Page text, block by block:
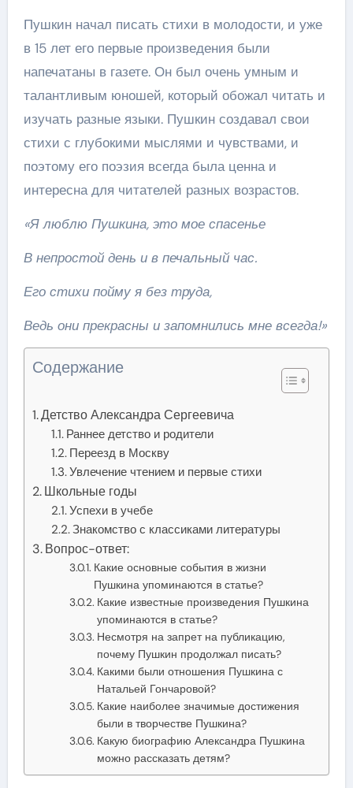
Пушкин начал писать стихи в молодости, и уже
в 15 лет его первые произведения были
напечатаны в газете. Он был очень умным и
талантливым юношей, который обожал читать и
изучать разные языки. Пушкин создавал свои
стихи с глубокими мыслями и чувствами, и
поэтому его поэзия всегда была ценна и
интересна для читателей разных возрастов.
«Я люблю Пушкина, это мое спасенье
В непростой день и в печальный час.
Его стихи пойму я без труда,
Ведь они прекрасны и запомнились мне всегда!»
Содержание
Детство Александра Сергеевича
Раннее детство и родители
Переезд в Москву
Увлечение чтением и первые стихи
Школьные годы
Успехи в учебе
Знакомство с классиками литературы
Вопрос-ответ:
Какие основные события в жизни
Пушкина упоминаются в статье?
Какие известные произведения Пушкина
упоминаются в статье?
Несмотря на запрет на публикацию,
почему Пушкин продолжал писать?
Какими были отношения Пушкина с
Натальей Гончаровой?
Какие наиболее значимые достижения
были в творчестве Пушкина?
Какую биографию Александра Пушкина
можно рассказать детям?